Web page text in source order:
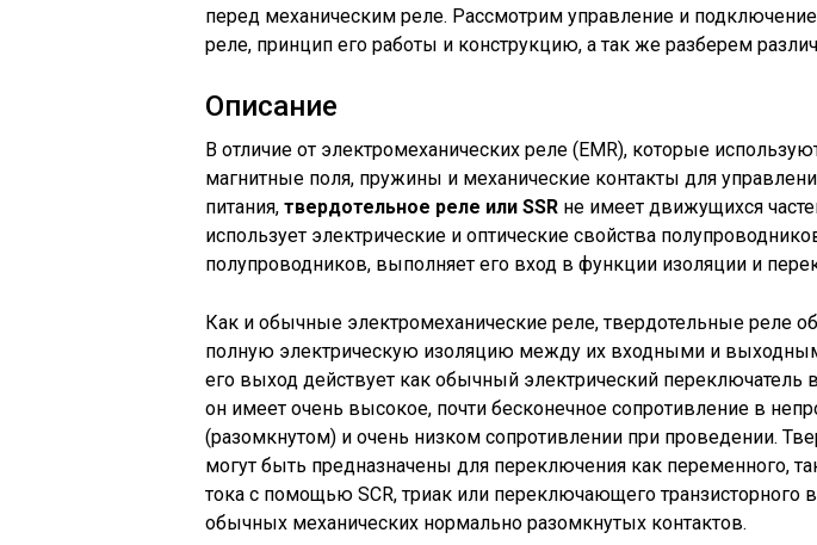
перед механическим реле. Рассмотрим управление и
реле, принцип его работы и конструкцию, а так же разберем
Описание
В отличие от электромеханических реле (EMR), которые
магнитные поля, пружины и механические контакты для
питания, твердотельное реле или SSR не имеет движущихся
использует электрические и оптические свойства
полупроводников, выполняет его вход в функции изоляции и
Как и обычные электромеханические реле, твердотельные реле
полную электрическую изоляцию между их входными и
его выход действует как обычный электрический переключатель
он имеет очень высокое, почти бесконечное сопротивление в
(разомкнутом) и очень низком сопротивлении при проведении.
могут быть предназначены для переключения как переменного,
тока с помощью SCR, триак или переключающего транзисторного
обычных механических нормально разомкнутых контактов.